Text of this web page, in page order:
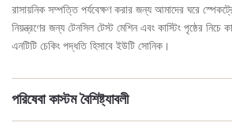
রাসায়নিক সম্পত্তি পর্যবেক্ষণ করার জন্য আমাদের ঘরে
নিয়ন্ত্রণের জন্য টেনসিল টেস্ট মেশিন এবং কাস্টিং পৃষ্ঠের নিচে
এনটিটি চেকিং পদ্ধতি হিসাবে ইউটি সোনিক।
পরিষেবা কাস্টম বৈশিষ্ট্যাবলী